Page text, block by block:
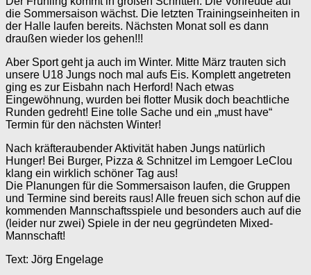
die Sommersaison wächst. Die letzten Trainingseinheiten in
der Halle laufen bereits. Nächsten Monat soll es dann
draußen wieder los gehen!!!
Aber Sport geht ja auch im Winter. Mitte März trauten sich
unsere U18 Jungs noch mal aufs Eis. Komplett angetreten
ging es zur Eisbahn nach Herford! Nach etwas
Eingewöhnung, wurden bei flotter Musik doch beachtliche
Runden gedreht! Eine tolle Sache und ein „must have“
Termin für den nächsten Winter!
Nach kräfteraubender Aktivität haben Jungs natürlich
Hunger! Bei Burger, Pizza & Schnitzel im Lemgoer LeClou
klang ein wirklich schöner Tag aus!
Die Planungen für die Sommersaison laufen, die Gruppen
und Termine sind bereits raus! Alle freuen sich schon auf die
kommenden Mannschaftsspiele und besonders auch auf die
(leider nur zwei) Spiele in der neu gegründeten Mixed-
Mannschaft!
Text: Jörg Engelage